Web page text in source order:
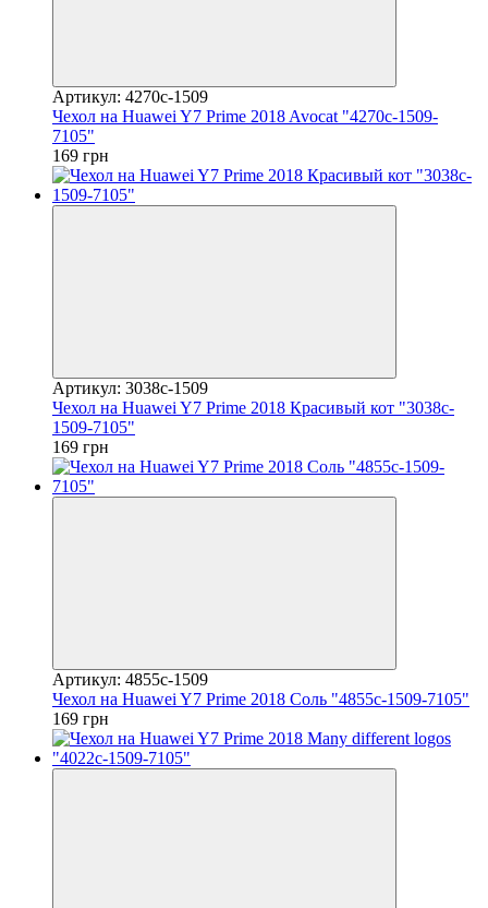
Артикул: 4270c-1509
Чехол на Huawei Y7 Prime 2018 Avocat "4270c-1509-
7105"
169 грн
Артикул: 3038c-1509
Чехол на Huawei Y7 Prime 2018 Красивый кот "3038c-
1509-7105"
169 грн
Артикул: 4855c-1509
Чехол на Huawei Y7 Prime 2018 Соль "4855c-1509-7105"
169 грн